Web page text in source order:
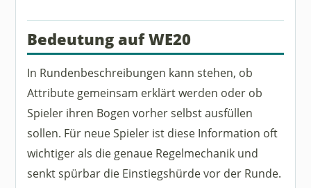
Bedeutung auf WE20
In Rundenbeschreibungen kann stehen, ob
Attribute gemeinsam erklärt werden oder ob
Spieler ihren Bogen vorher selbst ausfüllen
sollen. Für neue Spieler ist diese Information oft
wichtiger als die genaue Regelmechanik und
senkt spürbar die Einstiegshürde vor der Runde.